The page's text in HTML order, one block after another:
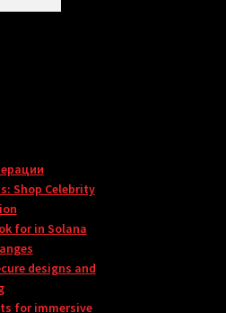
Shop Celebrity
for in Solana
designs and
for immersive